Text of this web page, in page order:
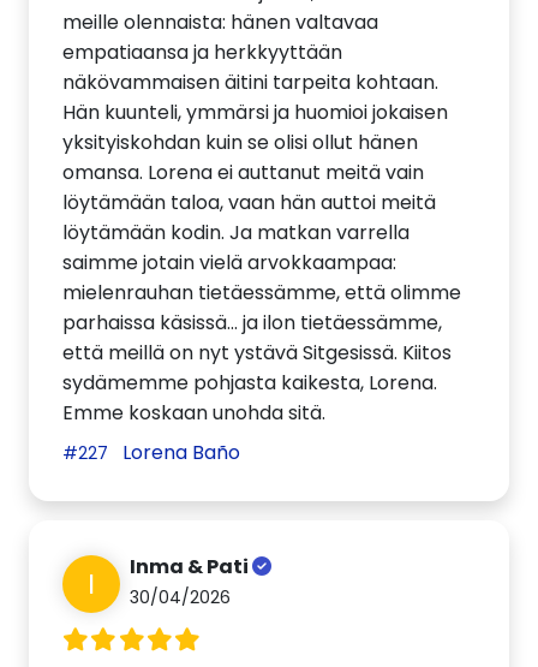
meille olennaista: hänen valtavaa
empatiaansa ja herkkyyttään
näkövammaisen äitini tarpeita kohtaan.
Hän kuunteli, ymmärsi ja huomioi jokaisen
yksityiskohdan kuin se olisi ollut hänen
omansa. Lorena ei auttanut meitä vain
löytämään taloa, vaan hän auttoi meitä
löytämään kodin. Ja matkan varrella
saimme jotain vielä arvokkaampaa:
mielenrauhan tietäessämme, että olimme
parhaissa käsissä... ja ilon tietäessämme,
että meillä on nyt ystävä Sitgesissä. Kiitos
sydämemme pohjasta kaikesta, Lorena.
Emme koskaan unohda sitä.
#227 Lorena Baño
I Inma & Pati
30/04/2026